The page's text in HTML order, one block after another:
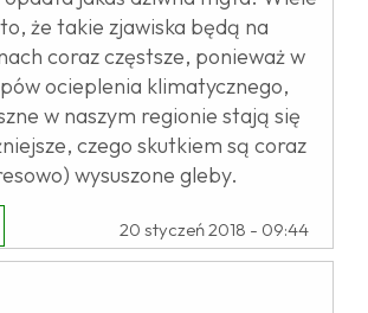
że takie zjawiska będą na
coraz częstsze, ponieważ w
ocieplenia klimatycznego,
w naszym regionie stają się
czego skutkiem są coraz
wysuszone gleby.
20 styczeń 2018 - 09:44